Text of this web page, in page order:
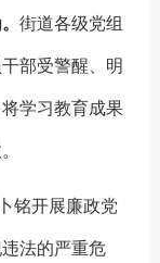
街道各级党组
部受警醒、明
学习教育成果
铭开展廉政党
法的严重危